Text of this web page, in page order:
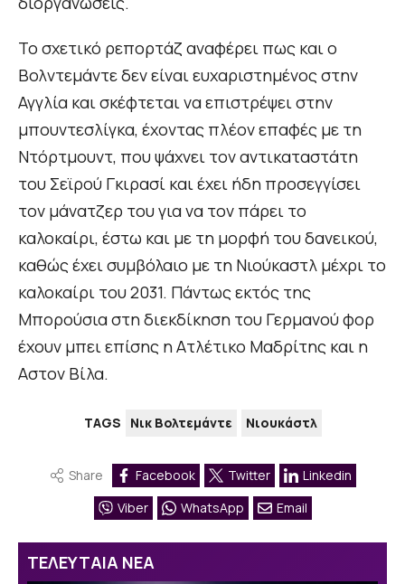
Το σχετικό ρεπορτάζ αναφέρει πως και ο
Βολντεμάντε δεν είναι ευχαριστημένος στην
Αγγλία και σκέφτεται να επιστρέψει στην
μπουντεσλίγκα, έχοντας πλέον επαφές με τη
Ντόρτμουντ, που ψάχνει τον αντικαταστάτη
του Σεϊρού Γκιρασί και έχει ήδη προσεγγίσει
τον μάνατζερ του για να τον πάρει το
καλοκαίρι, έστω και με τη μορφή του δανεικού,
καθώς έχει συμβόλαιο με τη Νιούκαστλ μέχρι το
καλοκαίρι του 2031. Πάντως εκτός της
Μπορούσια στη διεκδίκηση του Γερμανού φορ
έχουν μπει επίσης η Ατλέτικο Μαδρίτης και η
Αστον Βίλα.
TAGS Νικ Βολτεμάντε Νιουκάστλ
Share Facebook Twitter
Linkedin
Viber
WhatsApp Email
ΤΕΛΕΥΤΑΙΑ ΝΕΑ